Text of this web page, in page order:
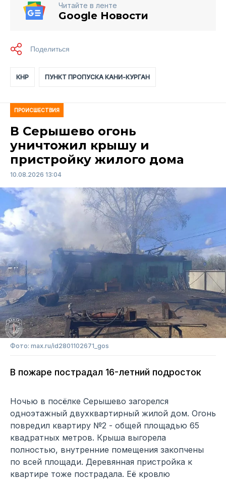
Читайте в ленте
Google Новости
КНР ПУНКТ ПРОПУСКА КАНИ-КУРГАН
ПРОИСШЕСТВИЯ
В Серышево огонь
уничтожил крышу и
пристройку жилого дома
10.08.2026 13:04
Фото: max.ru/id2801102671_gos
В пожаре пострадал 16-летний подросток
Ночью в посёлке Серышево загорелся
одноэтажный двухквартирный жилой дом. Огонь
повредил квартиру №2 - общей площадью 65
квадратных метров. Крыша выгорела
полностью, внутренние помещения закопчены
по всей площади. Деревянная пристройка к
квартире тоже пострадала. Её кровлю